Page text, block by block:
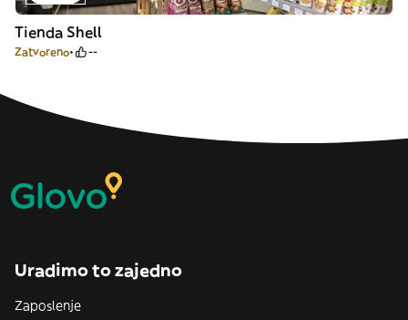
Tienda Shell
Zatvoreno --
Uradimo to zajedno
Zaposlenje